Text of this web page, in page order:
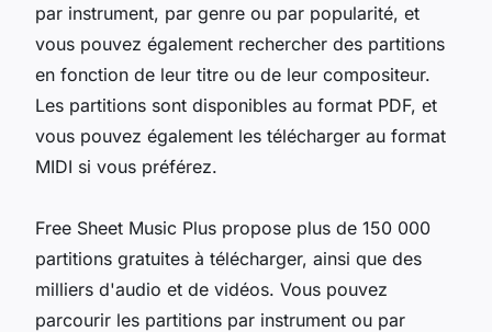
par instrument, par genre ou par popularité, et
vous pouvez également rechercher des partitions
en fonction de leur titre ou de leur compositeur.
Les partitions sont disponibles au format PDF, et
vous pouvez également les télécharger au format
MIDI si vous préférez.
Free Sheet Music Plus propose plus de 150 000
partitions gratuites à télécharger, ainsi que des
milliers d'audio et de vidéos. Vous pouvez
parcourir les partitions par instrument ou par